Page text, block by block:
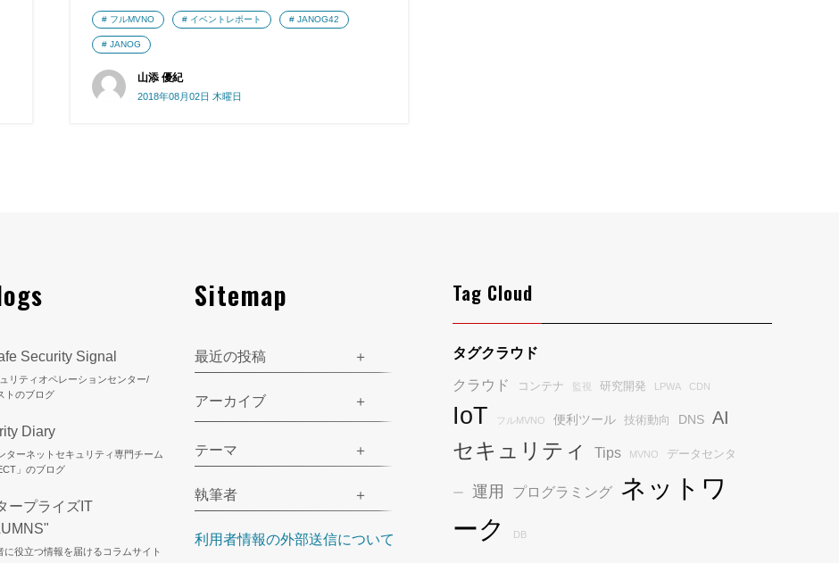
山添 優紀
2018年08月02日 木曜日
フルMVNO イベントレポート JANOG42
JANOG
Security Signal
リティオペレーションセンター/
トのブログ
Diary
ターネットセキュリティ専門チーム
」のブログ
ープライズIT
に役立つ情報を届けるコラムサイト
Sitemap
最近の投稿
アーカイブ
テーマ
執筆者
利用者情報の外部送信について
Tag Cloud
タグクラウド
クラウド コンテナ 監視 研究開発 LPWA CDN
IoT フルMVNO 便利ツール 技術動向 DNS AI
セキュリティ Tips MVNO データセンタ
ー 運用 プログラミング ネットワ
ーク
DB